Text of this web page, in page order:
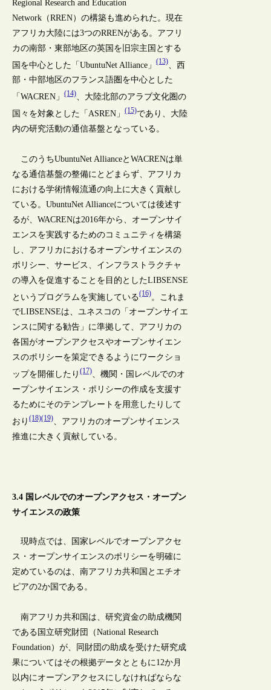
Regional Research and Education
Network（RREN）の構築も進められた。現在
アフリカ大陸には3つのRRENがある。アフリ
カの南部・東部地区の英国を旧宗主国とする
国を中心とした「UbuntuNet Alliance」(13)、西
部・中部地区のフランス語圏を中心とした
「WACREN」(14)、大陸北部のアラブ文化圏の
国々を対象とした「ASREN」(15)であり、大陸
内の研究活動の通信基盤となっている。
このうちUbuntuNet AllianceとWACRENは単
なる通信基盤の整備にとどまらず、アフリカ
における学術情報流通の向上に大きく貢献し
ている。UbuntuNet Allianceについては後述す
るが、WACRENは2016年から、オープンサイ
エンスを実践するためのコミュニティを構築
し、アフリカにおけるオープンサイエンスの
ポリシー、サービス、インフラストラクチャ
の導入を促進することを目的としたLIBSENSE
というプログラムを実施している(16)。これま
でLIBSENSEは、ユネスコの「オープンサイエ
ンスに関する勧告」に準拠して、アフリカの
各国がオープンアクセスやオープンサイエン
スのポリシーを策定できるようにワークショ
ップを開催したり(17)、機関・国レベルでのオ
ープンサイエンス・ポリシーの作成を支援す
るためにそのテンプレートを用意したりして
おり(18)(19)、アフリカのオープンサイエンス
推進に大きく貢献している。
3.4 国レベルでのオープンアクセス・オープン
サイエンスの政策
現時点では、国家レベルでオープンアクセ
ス・オープンサイエンスのポリシーを明確に
定めているのは、南アフリカ共和国とエチオ
ピアの2か国である。
南アフリカ共和国は、研究資金の助成機関
である国立研究財団（National Research
Foundation）が、同財団の助成を受けた研究成
果についてはその根拠データとともに12か月
以内にオープンアクセスにしなければならな